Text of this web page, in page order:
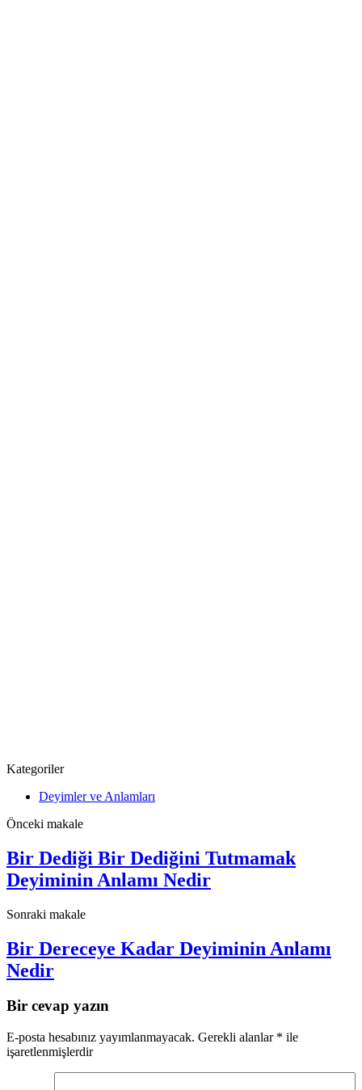
Kategoriler
Deyimler ve Anlamları
Önceki makale
Bir Dediği Bir Dediğini Tutmamak
Deyiminin Anlamı Nedir
Sonraki makale
Bir Dereceye Kadar Deyiminin Anlamı
Nedir
Bir cevap yazın
E-posta hesabınız yayımlanmayacak. Gerekli alanlar * ile
işaretlenmişlerdir